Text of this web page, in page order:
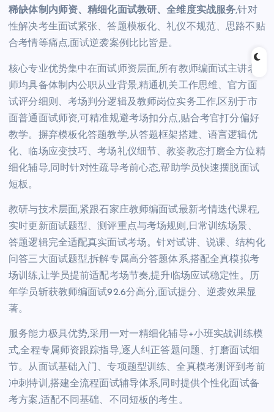
稀缺体制内师资、精细化面试教研、全维度实战服务,针对
性解决考生面试紧张、答题模板化、礼仪不规范、思路不贴
合考情等痛点,面试逆袭案例比比皆是。
核心专业优势集中在面试师资层面,所有教师编面试主讲老
师均具备体制内公职从业背景,精通机关工作思维、官方面
试评分细则、考场判分逻辑及教师岗位实务工作,区别于市
面普通面试师资,可精准规避考场扣分点,贴合考官打分偏好
教学。摒弃模板化答题教学,从答题框架搭建、语言逻辑优
化、临场应变技巧、考场礼仪细节、教姿教态打磨全方位精
细化辅导,同时针对性疏导考前心态,帮助学员快速摆脱面试
短板。
教研与技术层面,紧跟石家庄教师编面试最新考情迭代课程,
实时更新面试题型、测评重点与考场规则,日常训练场景、
答题逻辑完全适配真实面试考场。针对试讲、说课、结构化
问答三大面试题型,拆解专属高分答题体系,搭配全真模拟考
场训练,让学员提前适配考场节奏,提升临场应试稳定性。历
年学员斩获教师编面试92.6分高分,面试提分、逆袭效果显
著。
服务能力极具优势,采用一对一精细化辅导+小班实战训练模
式,全程专属师资跟踪指导,逐人纠正答题问题、打磨面试细
节。从面试基础入门、专项题型训练、全真模考测评到考前
冲刺特训,搭建全流程面试辅导体系,同时提供个性化面试备
考方案,适配不同基础、不同短板的考生。